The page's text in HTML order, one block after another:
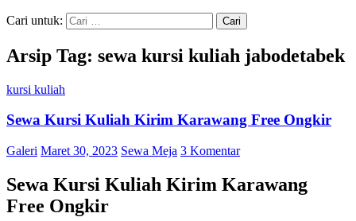
Cari untuk:
Arsip Tag: sewa kursi kuliah jabodetabek
kursi kuliah
Sewa Kursi Kuliah Kirim Karawang Free Ongkir
Galeri Maret 30, 2023 Sewa Meja 3 Komentar
Sewa Kursi Kuliah Kirim Karawang
Free Ongkir